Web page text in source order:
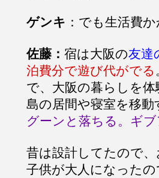
ゲンキ ：でも生活費
佐藤： 宿は大阪の友達
泊費分で遊び代がでる
で、大阪の暮らしを
島の居間や寝室を移
グーンと落ちる。ギ
昔は設計してたので
子供が大人になったの